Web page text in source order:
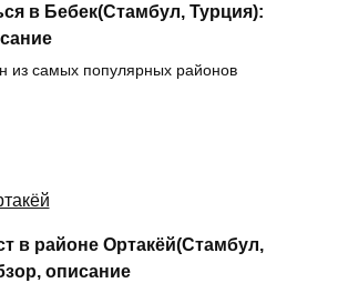
в Бебек(Стамбул, Турция):
из самых популярных районов
в районе Ортакёй(Стамбул,
описание